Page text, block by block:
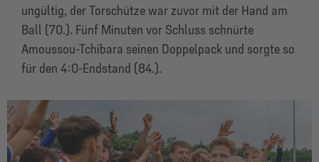
ungültig, der Torschütze war zuvor mit der Hand am
Ball (70.). Fünf Minuten vor Schluss schnürte
Amoussou-Tchibara seinen Doppelpack und sorgte so
für den 4:0-Endstand (84.).